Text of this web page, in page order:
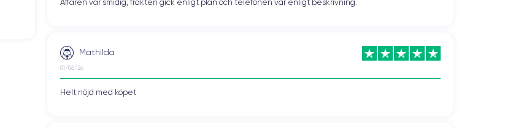
Affären var smidig, frakten gick enligt plan och telefonen var enligt beskrivning.
Mathilda
01/06/26
Helt nöjd med köpet